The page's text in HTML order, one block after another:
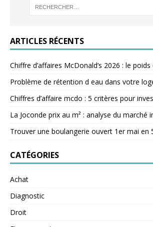
ARTICLES RÉCENTS
Chiffre d’affaires McDonald’s 2026 : le
Problème de rétention d eau dans votre
Chiffres d’affaire mcdo : 5 critères pour
La Joconde prix au m² : analyse du marché
Trouver une boulangerie ouvert 1er mai en
CATÉGORIES
Achat
Diagnostic
Droit